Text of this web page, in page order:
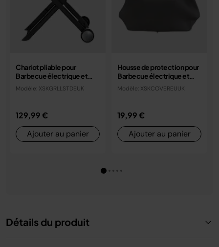
Chariot pliable pour
Barbecue électrique et
Fumoir Ninja Woodfire
Modèle: XSKGRLLSTDEUK
129,99 €
Ajouter au panier
Housse de protection pour
Barbecue électrique et
Fumoir Ninja Woodfire
Modèle: XSKCOVEREUUK
19,99 €
Ajouter au panier
Détails du produit